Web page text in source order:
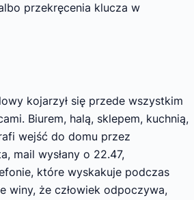
przekręcenia klucza w
kojarzył się przede wszystkim
Biurem, halą, sklepem, kuchnią,
wejść do domu przez
mail wysłany o 22.47,
które wyskakuje podczas
winy, że człowiek odpoczywa,